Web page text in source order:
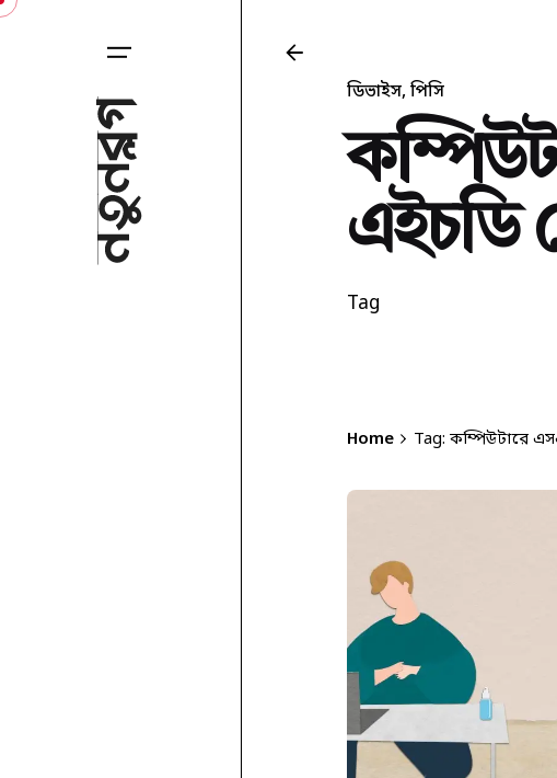
Skip
ডিভাইস পিসি
এইচডি
Tag
Home Tag: কম্পিউটারে
Posted by
কিউরেটর